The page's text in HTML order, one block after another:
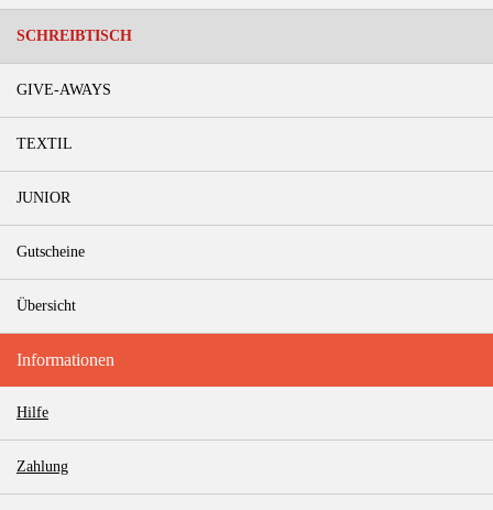
SCHREIBTISCH
GIVE-AWAYS
TEXTIL
JUNIOR
Gutscheine
Übersicht
Informationen
Hilfe
Zahlung